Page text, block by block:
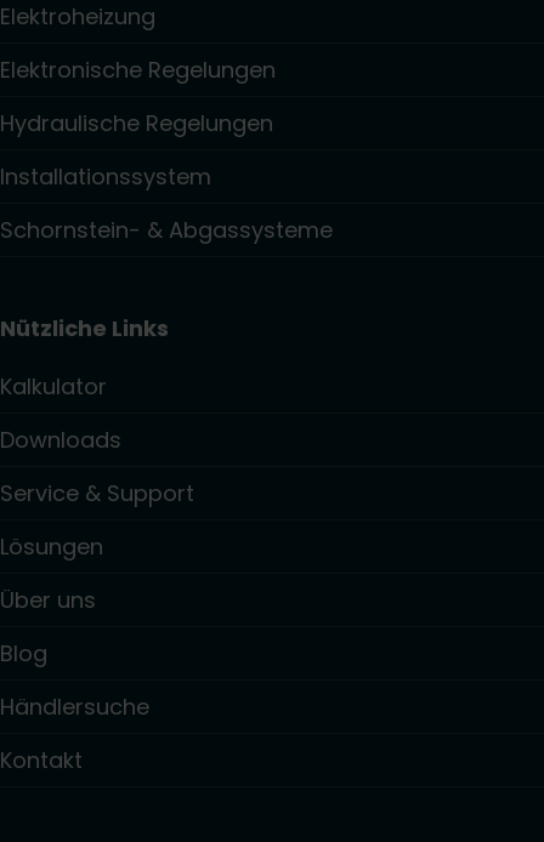
Elektroheizung
Elektronische Regelungen
Hydraulische Regelungen
Installationssystem
Schornstein- & Abgassysteme
Nützliche Links
Kalkulator
Downloads
Service & Support
Lösungen
Über uns
Blog
Händlersuche
Kontakt